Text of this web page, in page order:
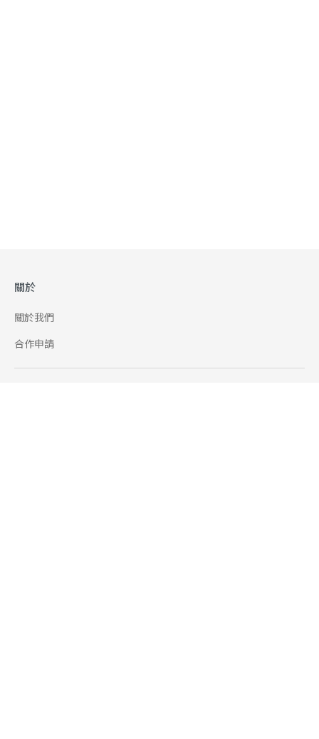
關於
關於我們
合作申請